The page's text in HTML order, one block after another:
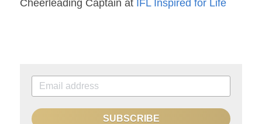
Cheerleading Captain at IFL Inspired for Life
SUBSCRIBE